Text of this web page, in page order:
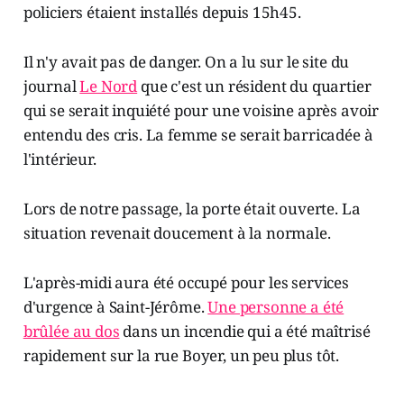
policiers étaient installés depuis 15h45.
Il n'y avait pas de danger. On a lu sur le site du
journalLe Nord que c'est un résident du quartier
qui se serait inquiété pour une voisine après avoir
entendu des cris. La femme se serait barricadée à
l'intérieur.
Lors de notre passage, la porte était ouverte. La
situation revenait doucement à la normale.
L'après-midi aura été occupé pour les services
d'urgence à Saint-Jérôme.Une personne a été
brûlée au dos dans un incendie qui a été maîtrisé
rapidement sur la rue Boyer, un peu plus tôt.